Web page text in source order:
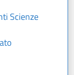
Scienze